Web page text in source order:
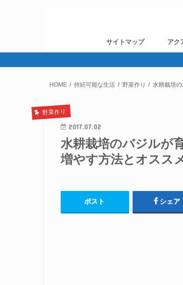
サイトマップ アク
HOME 持続可能な生活 野菜作り 水耕栽培
野菜作り
2017.07.02
水耕栽培のバジルが
増やす方法とオスス
ポスト シェア